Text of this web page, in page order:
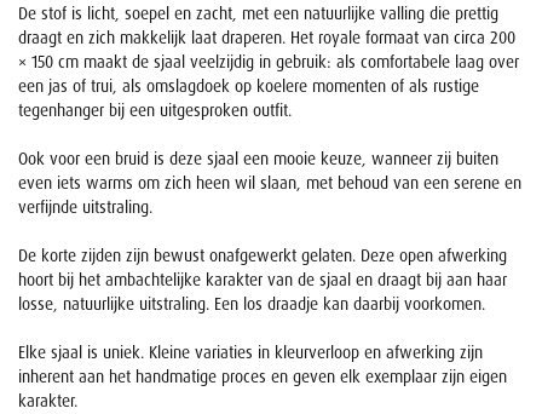
De stof is licht, soepel en zacht, met een natuurlijke valling die prettig
draagt en zich makkelijk laat draperen. Het royale formaat van circa 200
× 150 cm maakt de sjaal veelzijdig in gebruik: als comfortabele laag over
een jas of trui, als omslagdoek op koelere momenten of als rustige
tegenhanger bij een uitgesproken outfit.
Ook voor een bruid is deze sjaal een mooie keuze, wanneer zij buiten
even iets warms om zich heen wil slaan, met behoud van een serene en
verfijnde uitstraling.
De korte zijden zijn bewust onafgewerkt gelaten. Deze open afwerking
hoort bij het ambachtelijke karakter van de sjaal en draagt bij aan haar
losse, natuurlijke uitstraling. Een los draadje kan daarbij voorkomen.
Elke sjaal is uniek. Kleine variaties in kleurverloop en afwerking zijn
inherent aan het handmatige proces en geven elk exemplaar zijn eigen
karakter.